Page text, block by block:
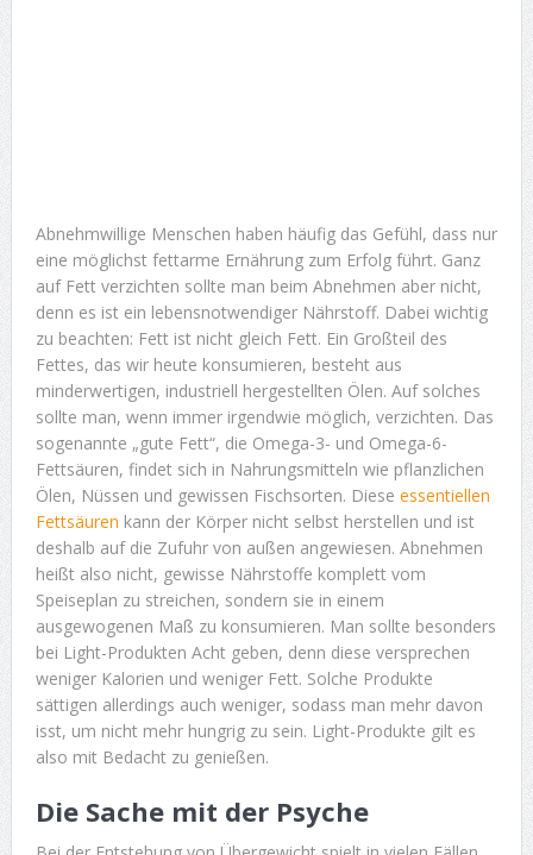
Abnehmwillige Menschen haben häufig das Gefühl, dass nur
eine möglichst fettarme Ernährung zum Erfolg führt. Ganz
auf Fett verzichten sollte man beim Abnehmen aber nicht,
denn es ist ein lebensnotwendiger Nährstoff. Dabei wichtig
zu beachten: Fett ist nicht gleich Fett. Ein Großteil des
Fettes, das wir heute konsumieren, besteht aus
minderwertigen, industriell hergestellten Ölen. Auf solches
sollte man, wenn immer irgendwie möglich, verzichten. Das
sogenannte „gute Fett“, die Omega-3- und Omega-6-
Fettsäuren, findet sich in Nahrungsmitteln wie pflanzlichen
Ölen, Nüssen und gewissen Fischsorten. Diese essentiellen
Fettsäuren kann der Körper nicht selbst herstellen und ist
deshalb auf die Zufuhr von außen angewiesen. Abnehmen
heißt also nicht, gewisse Nährstoffe komplett vom
Speiseplan zu streichen, sondern sie in einem
ausgewogenen Maß zu konsumieren. Man sollte besonders
bei Light-Produkten Acht geben, denn diese versprechen
weniger Kalorien und weniger Fett. Solche Produkte
sättigen allerdings auch weniger, sodass man mehr davon
isst, um nicht mehr hungrig zu sein. Light-Produkte gilt es
also mit Bedacht zu genießen.
Die Sache mit der Psyche